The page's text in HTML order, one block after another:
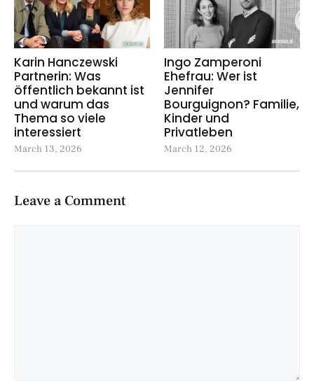
Karin Hanczewski
Partnerin: Was
öffentlich bekannt ist
und warum das
Thema so viele
interessiert
March 13, 2026
Ingo Zamperoni
Ehefrau: Wer ist
Jennifer
Bourguignon? Familie,
Kinder und
Privatleben
March 12, 2026
Leave a Comment